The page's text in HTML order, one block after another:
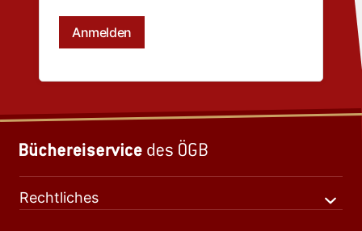
Rechtliches